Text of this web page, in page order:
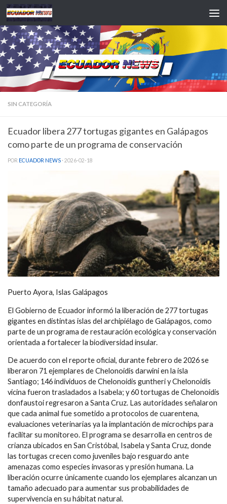
Saltar al contenido
SIN CATEGORÍA
Ecuador libera 277 tortugas gigantes en Galápagos
como parte de un programa de conservación
POR ECUADOR NEWS · 2026-02-18
Puerto Ayora, Islas Galápagos
El Gobierno de Ecuador informó la liberación de 277 tortugas
gigantes en distintas islas del archipiélago de Galápagos, como
parte de un programa de restauración ecológica y conservación
orientada a fortalecer la biodiversidad insular.
De acuerdo con el reporte oficial, durante febrero de 2026 se
liberaron 71 ejemplares de Chelonoidis darwini en la isla
Santiago; 146 individuos de Chelonoidis guntheri y Chelonoidis
vicina fueron trasladados a Isabela; y 60 tortugas de Chelonoidis
donfaustoi regresaron a Santa Cruz. Las autoridades señalaron
que cada animal fue sometido a protocolos de cuarentena,
evaluaciones veterinarias ya la implantación de microchips para
facilitar su monitoreo. El programa se desarrolla en centros de
crianza ubicados en San Cristóbal, Isabela y Santa Cruz, donde
las tortugas crecen como juveniles bajo resguardo ante
amenazas como especies invasoras y presión humana. La
liberación ocurre únicamente cuando los ejemplares alcanzan un
tamaño adecuado para aumentar sus probabilidades de
supervivencia en su hábitat natural.